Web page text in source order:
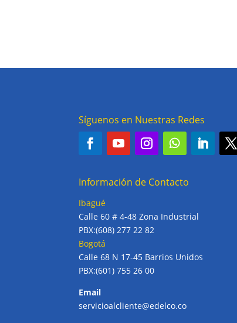
Síguenos en Nuestras Redes
Información de Contacto
Ibagué
Calle 60 # 4-48 Zona Industrial
PBX:(608) 277 22 82
Bogotá
Calle 68 N 17-45 Barrios Unidos
PBX:(601) 755 26 00
Email
servicioalcliente@edelco.co